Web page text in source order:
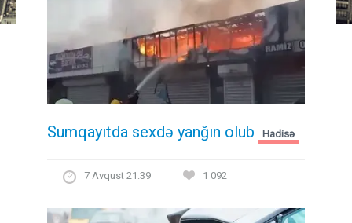
Sumqayıtda sexdə yanğın olub Hadisə
7 Avqust 21:39 1 092